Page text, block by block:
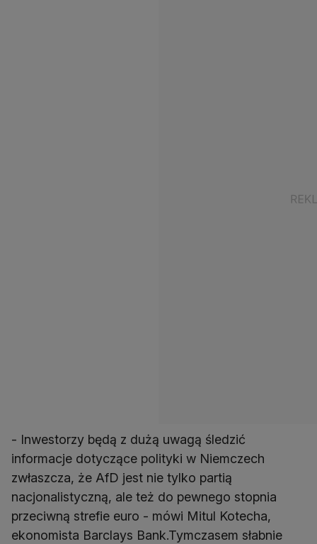
- Inwestorzy będą z dużą uwagą śledzić
informacje dotyczące polityki w Niemczech
zwłaszcza, że AfD jest nie tylko partią
nacjonalistyczną, ale też do pewnego stopnia
przeciwną strefie euro - mówi Mitul Kotecha,
ekonomista Barclays Bank.Tymczasem słabnie